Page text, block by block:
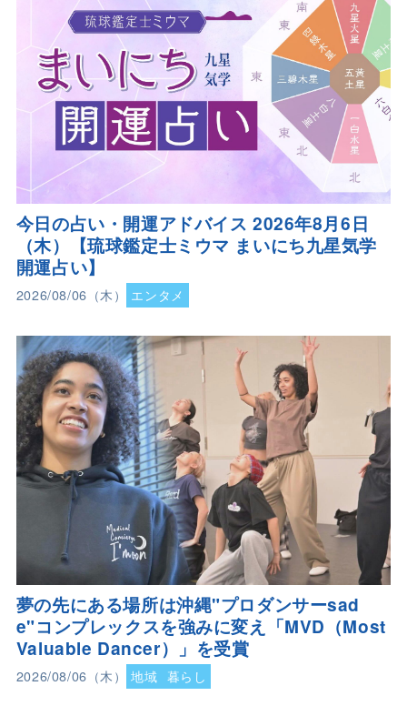
今日の占い・開運アドバイス 2026年8月6日
（木）【琉球鑑定士ミウマ まいにち九星気学
開運占い】
2026/08/06（木） エンタメ
夢の先にある場所は沖縄"プロダンサーsad
e"コンプレックスを強みに変え「MVD（Most
Valuable Dancer）」を受賞
2026/08/06（木） 地域 暮らし